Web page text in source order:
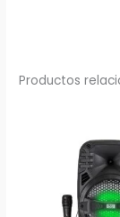
Productos